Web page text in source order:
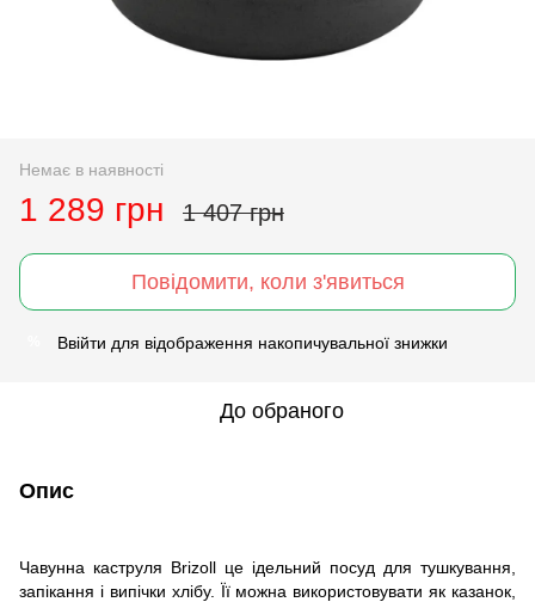
Немає в наявності
1 289 грн 1 407 грн
Повідомити, коли з'явиться
Ввійти для відображення накопичувальної знижки
До обраного
Опис
Чавунна каструля Brizoll це ідельний посуд для тушкування,
запікання і випічки хлібу. Її можна використовувати як казанок,